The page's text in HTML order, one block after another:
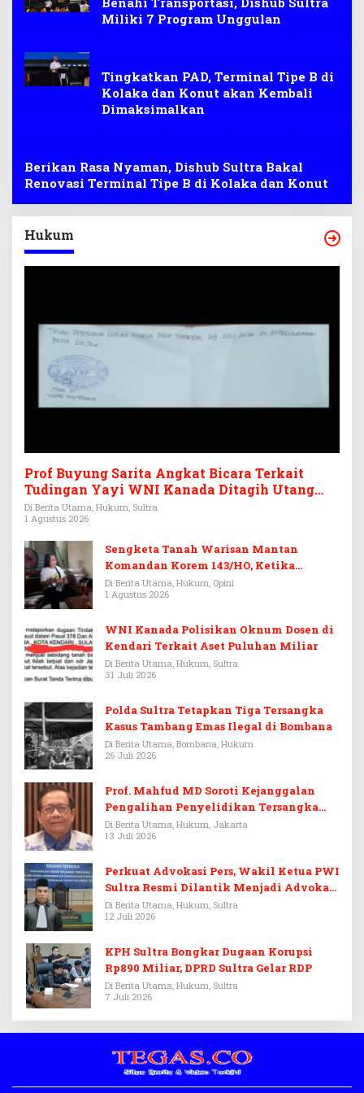
Miliki 7 Program Unggulan
Tingkatkan PAD, Terminal Tipe B di
Kolaka dan Konut akan Kembali
Dimaksimalkan
Berikan Rasa Nyaman, Dishub Sultra Bakal
Renovasi Terminal Tipe B di Kolaka dan Konut
Hukum
Prof Buyung Sarita Angkat Bicara Terkait
Tudingan Yayi WNI Kanada Ditagih Utang
Rp3,6 Miliar
Di Berita Utama, Hukum, Sultra
1 Agustus 2026
Sengketa Tanah Warisan Mantan
Komandan Korem 143/HO, Ketika
Warisan Menjadi Arena Pemerasan
Di Berita Utama, Hukum, Opini
1 Agustus 2026
WNI Kanada Polisikan Oknum Dosen di
Kendari Terkait Aset Puluhan Miliar
Di Berita Utama, Hukum, Sultra
31 Juli 2026
Polda Sultra Tetapkan Tiga Tersangka
Kasus Tambang Emas Ilegal di Bombana
Di Berita Utama, Bombana, Hukum
26 Juli 2026
Prof. Mahfud MD Soroti Kejanggalan
Pengalihan Penyelidikan Tersangka
Febrie Adriansyah
Di Berita Utama, Hukum, Jakarta
13 Juli 2026
Perkuat Advokasi Pers, Wakil Ketua PWI
Sultra Resmi Dilantik Menjadi Advokat
PERADI
Di Berita Utama, Hukum, Sultra
12 Juli 2026
KPH Sultra Bongkar Dugaan Korupsi
Rp890 Miliar, DPRD Sultra Gelar RDP
Di Berita Utama, Hukum, Sultra
7 Juli 2026